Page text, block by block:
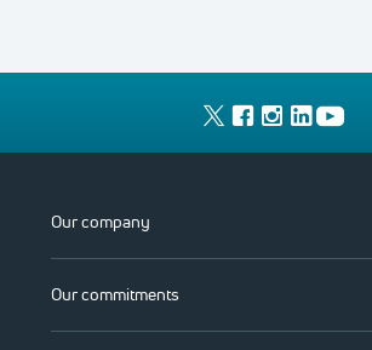
Our company
Our commitments